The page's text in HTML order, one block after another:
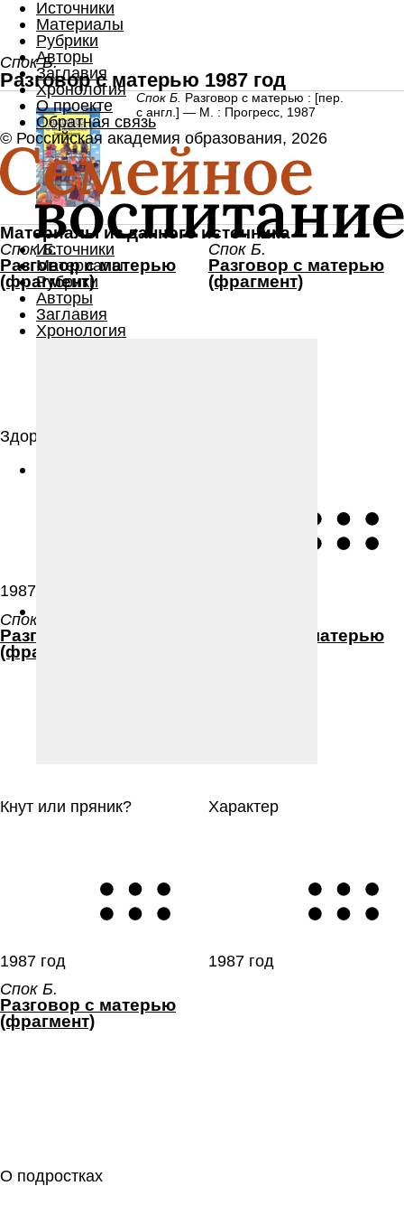
Источники
Материалы
Рубрики
Авторы
Заглавия
Хронология
О проекте
Обратная связь
© Российская академия образования, 2026
Источники
Материалы
Рубрики
Авторы
Заглавия
Хронология
Спок Б.
Разговор с матерью 1987 год
Спок Б. Раз­го­вор с матерью : [пер.
с англ.] — М. : Про­гресс, 1987
Материалы из данного источника
Спок Б.
Раз­го­вор с матерью
(фраг­мент)
Здоровье
1987 год
Спок Б.
Раз­го­вор с матерью
(фраг­мент)
Спок Б.
Раз­го­вор с матерью
(фраг­мент)
Кнут или пряник?
1987 год
Раз­го­вор с матерью
Характер
1987 год
Спок Б.
Раз­го­вор с матерью
(фраг­мент)
О подростках